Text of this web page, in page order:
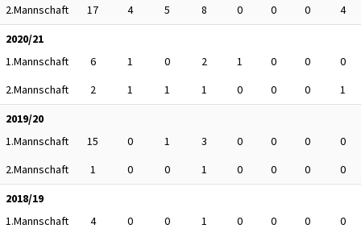
2.Mannschaft
17 4 5 8 0 0 0
4
2020/21
1.Mannschaft
6 1 0 2 1 0 0
0
2.Mannschaft
2 1 1 1 0 0 0
1
2019/20
1.Mannschaft
15 0 1 3 0 0 0
0
2.Mannschaft
1 0 0 1 0 0 0
0
2018/19
1.Mannschaft
4 0 0 1 0 0 0
0